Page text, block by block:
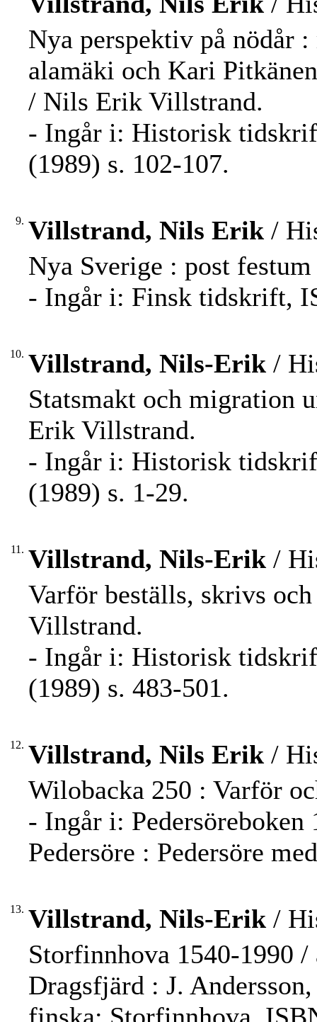
Nya perspektiv på nödår
alamäki och Kari
/ Nils Erik Villstrand.
- Ingår i: Historisk
(1989) s. 102-107.
9. Villstrand, Nils Erik /
Nya Sverige : post
- Ingår i: Finsk tidskrift,
10. Villstrand, Nils-Erik /
Statsmakt och migration
Erik Villstrand.
- Ingår i: Historisk
(1989) s. 1-29.
11. Villstrand, Nils-Erik /
Varför beställs, skrivs
Villstrand.
- Ingår i: Historisk
(1989) s. 483-501.
12. Villstrand, Nils Erik /
Wilobacka 250 : Varför
- Ingår i:
Pedersöre : Pedersöre
13. Villstrand, Nils-Erik /
Storfinnhova 1540-1990
Dragsfjärd : J.